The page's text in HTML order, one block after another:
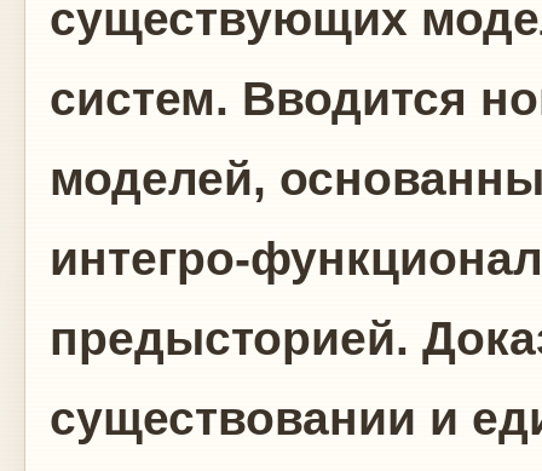
существующих
систем. Вводится
моделей,
интегро-
предысторией.
существовании и